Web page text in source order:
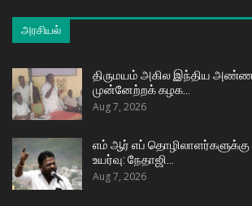
அரசியல்
திருமயம் அகில இந்திய அண்ணா
முன்னேற்றக் கழக…
Aug 7, 2026
எம் ஆர் எப் தொழிலாளர்களுக்கு
உயர்வு: நேதாஜி…
Aug 7, 2026